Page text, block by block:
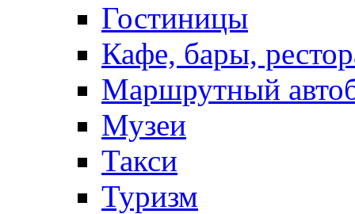
Гостиницы
Кафе, бары,
Маршрутный
Музеи
Такси
Туризм